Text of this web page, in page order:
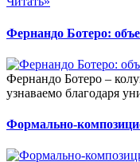
Фернандо Ботеро:
Фернандо Ботеро –
узнаваемо благодаря
Формально-